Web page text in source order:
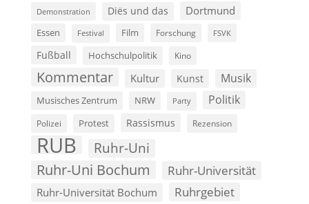
Demonstration Diës und das Dortmund
Essen Festival Film Forschung FSVK
Fußball Hochschulpolitik Kino
Kommentar Kultur Kunst Musik
Musisches Zentrum NRW Party Politik
Polizei Protest Rassismus Rezension
RUB Ruhr-Uni
Ruhr-Uni Bochum Ruhr-Universität
Ruhr-Universität Bochum Ruhrgebiet